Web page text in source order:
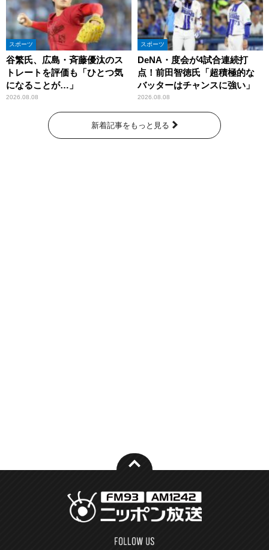
スポーツ
谷繁氏、広島・斉藤優汰のス
トレートを評価も「ひとつ気
になることが…」
2026.08.08
スポーツ
DeNA・度会が4試合連続打
点！前田智徳氏「超積極的な
バッターはチャンスに強い」
2026.08.08
新着記事をもっと見る